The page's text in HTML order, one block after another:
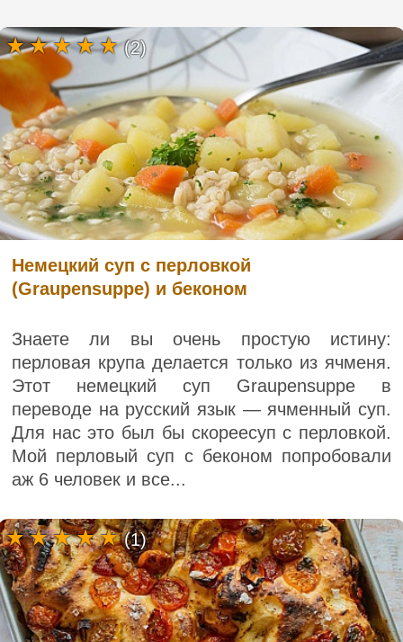
Немецкий суп с перловкой
(Graupensuppe) и беконом
Знаете ли вы очень простую истину:
перловая крупа делается только из ячменя.
Этот немецкий суп Graupensuppe в
переводе на русский язык — ячменный суп.
Для нас это был бы скореесуп с перловкой.
Мой перловый суп с беконом попробовали
аж 6 человек и все...
(2)
(1)